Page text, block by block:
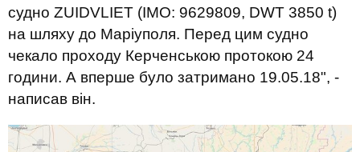
судно ZUIDVLIET (IMO: 9629809, DWT 3850 t)
на шляху до Маріуполя. Перед цим судно
чекало проходу Керченською протокою 24
години. А вперше було затримано 19.05.18", -
написав він.